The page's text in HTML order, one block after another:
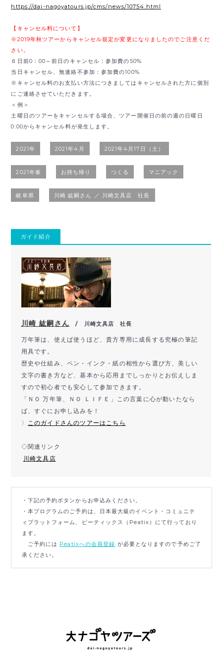
https://dai-nagoyatours.jp/cms/news/10754.html
【キャンセル料について】
※2019年秋ツアーからキャンセル規定が変更になりましたのでご注意くだ
さい。
６日前0：00～前日のキャンセル：参加費の50%
当日キャンセル、無連絡不参加：参加費の100%
※キャンセル料のお支払い方法につきましてはキャンセルされた方に個別
にご連絡させていただきます。
＜例＞
土曜日のツアーをキャンセルする場合、ツアー開催日の前の週の日曜日
0:00からキャンセル料が発生します。
2021年 2021年4月 2021年4月17日（土）
2021年春 お持ち帰り つくる マニアック
岐阜県 川崎 紘嗣さん ／ 川崎文具店 社長
ガイド紹介
川崎 紘嗣さん / 川崎文具店 社長
万年筆は、使えば使うほど、貴方専用に成長する究極の筆記
用具です。
歴史や仕組み、ペン・インク・紙の相性から選び方、美しい
文字の書き方など、基本から応用までしっかりとお伝えしま
すので初心者でも安心して参加できます。
「ＮＯ 万年筆、ＮＯ ＬＩＦＥ」この言葉に心が動いたなら
ば、すぐにお申し込みを！
〉
このガイドさんのツアーはこちら
◇関連リンク
川崎文具店
・下記の予約ボタンからお申込みください。
・本プログラムのご予約は、日本最大級のイベント・コミュニテ
ィプラットフォーム、ピーティックス（Peatix）にて行っており
ます。
ご予約には Peatixへの会員登録 が必要となりますので予めご了
承ください。